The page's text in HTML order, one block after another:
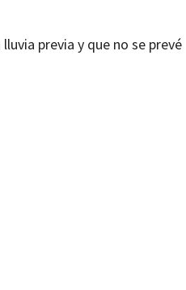
previa y que no se prevé